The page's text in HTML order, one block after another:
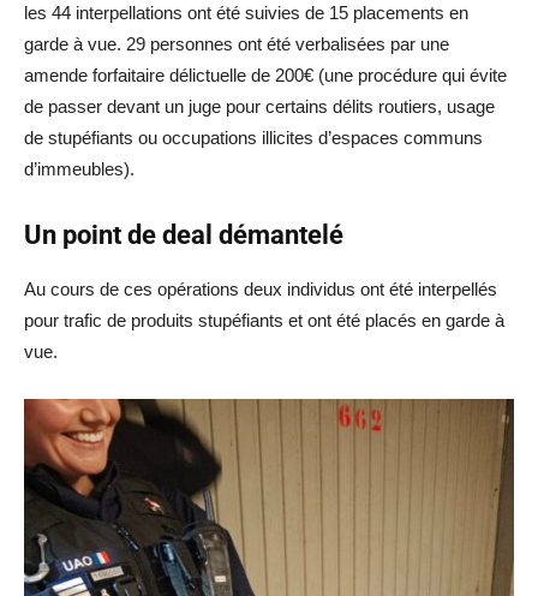
les 44 interpellations ont été suivies de 15 placements en
garde à vue. 29 personnes ont été verbalisées par une
amende forfaitaire délictuelle de 200€ (une procédure qui évite
de passer devant un juge pour certains délits routiers, usage
de stupéfiants ou occupations illicites d’espaces communs
d’immeubles).
Un point de deal démantelé
Au cours de ces opérations deux individus ont été interpellés
pour trafic de produits stupéfiants et ont été placés en garde à
vue.